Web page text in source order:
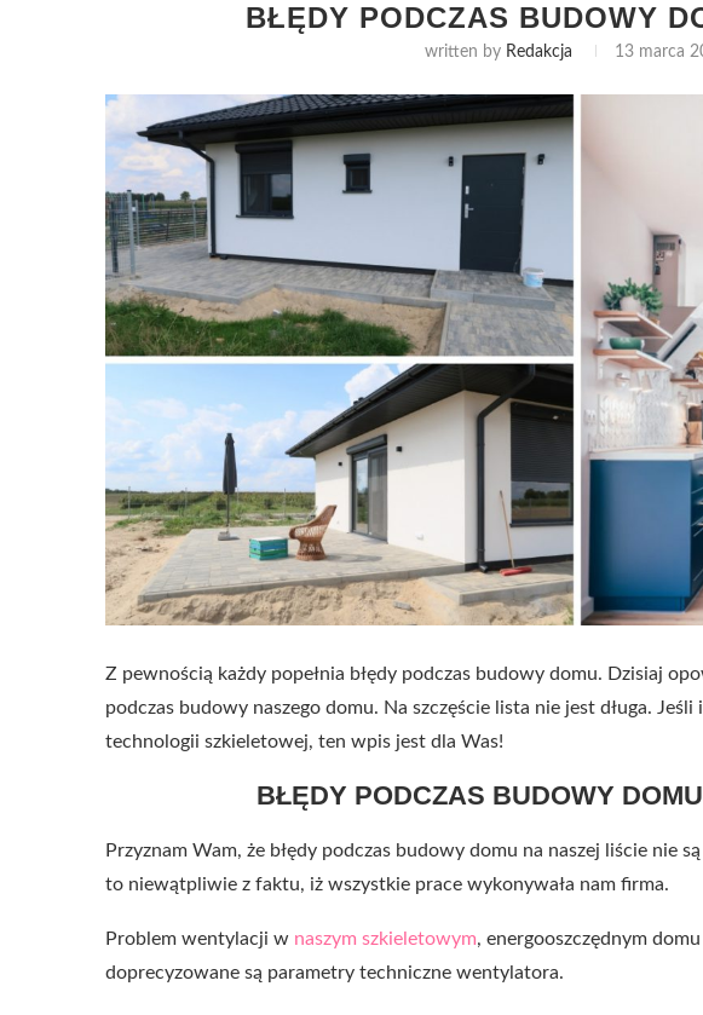
BŁĘDY PODCZAS BUDOWY
written by Redakcja 13 marca
Z pewnością każdy popełnia błędy podczas budowy domu. Dzisiaj
podczas budowy naszego domu. Na szczęście lista nie jest długa.
technologii szkieletowej, ten wpis jest dla Was!
BŁĘDY PODCZAS BUDOWY
Przyznam Wam, że błędy podczas budowy domu na naszej liście nie
to niewątpliwie z faktu, iż wszystkie prace wykonywała nam firma.
Problem wentylacji w naszym szkieletowym, energooszczędnym
doprecyzowane są parametry techniczne wentylatora.